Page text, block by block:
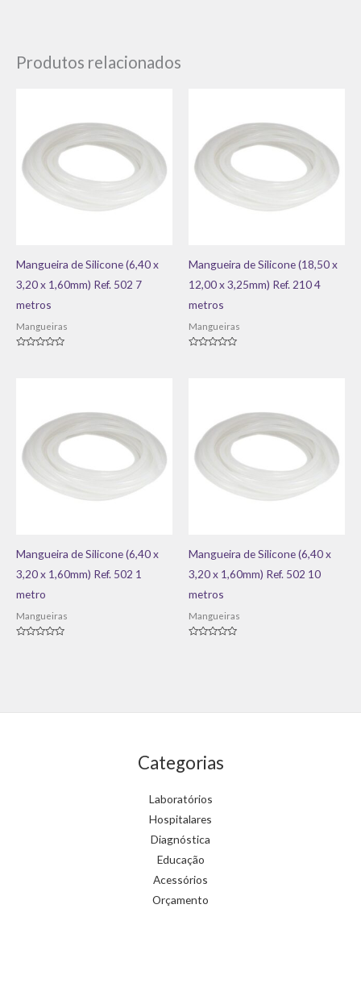
Produtos relacionados
Mangueira de Silicone (6,40 x
3,20 x 1,60mm) Ref. 502 7
metros
Mangueiras
Mangueira de Silicone (18,50 x
12,00 x 3,25mm) Ref. 210 4
metros
Mangueiras
Mangueira de Silicone (6,40 x
3,20 x 1,60mm) Ref. 502 1
metro
Mangueiras
Mangueira de Silicone (6,40 x
3,20 x 1,60mm) Ref. 502 10
metros
Mangueiras
Categorias
Laboratórios
Hospitalares
Diagnóstica
Educação
Acessórios
Orçamento